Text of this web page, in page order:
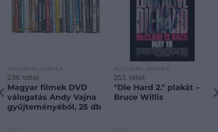
FESTMÉNY, GRAFIKA
238. tétel:
Magyar filmek DVD
válogatás Andy Vajna
gyűjteményéből, 25 db
FESTMÉNY, GRAFIKA
253. tétel:
"Die Hard 2." plakát –
Bruce Willis